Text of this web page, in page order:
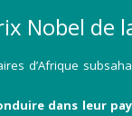
Nobel
d’Afrique
dans leur